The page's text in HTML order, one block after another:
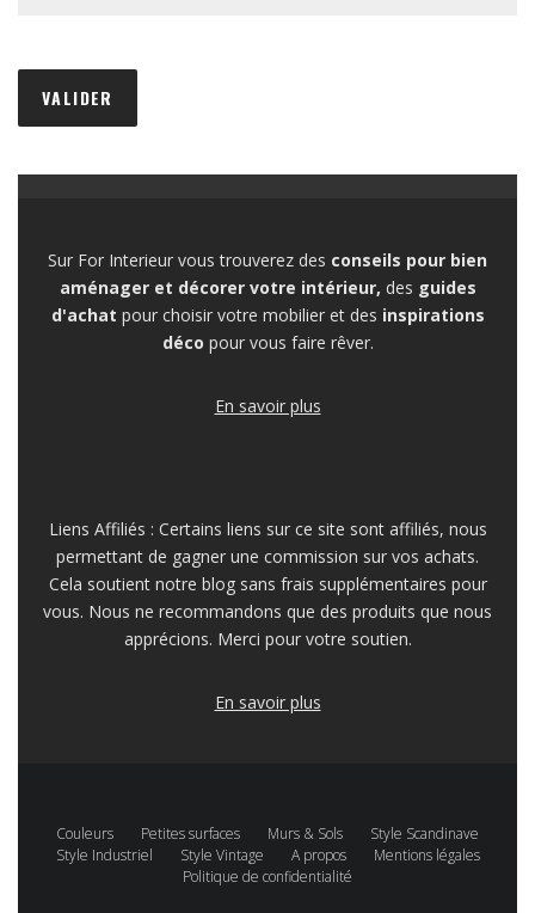
Sur For Interieur vous trouverez des conseils pour bien
aménager et décorer votre intérieur, des guides
d'achat pour choisir votre mobilier et des inspirations
déco pour vous faire rêver.
En savoir plus
Liens Affiliés : Certains liens sur ce site sont affiliés, nous
permettant de gagner une commission sur vos achats.
Cela soutient notre blog sans frais supplémentaires pour
vous. Nous ne recommandons que des produits que nous
apprécions. Merci pour votre soutien.
En savoir plus
Couleurs Petites surfaces Murs & Sols
Style Scandinave
Style Industriel
Style Vintage A propos
Mentions légales
Politique de confidentialité